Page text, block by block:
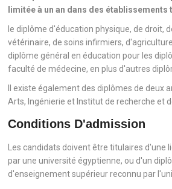
limitée à un an dans des établissements
le diplôme d'éducation physique, de droit,
vétérinaire, de soins infirmiers,
diplôme général en éducation pour les
faculté de médecine, en plus d'autres
Il existe également des diplômes de deux
Arts, Ingénierie et Institut de recherche et
Conditions D'admission
Les candidats doivent être titulaires
par une université égyptienne, ou d'un
d'enseignement supérieur reconnu par